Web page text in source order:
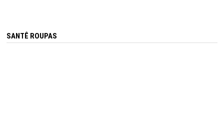
SANTÊ ROUPAS